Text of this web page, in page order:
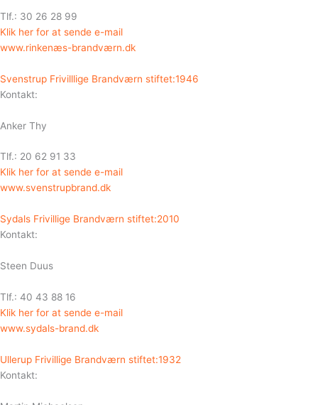
Tlf.: 30 26 28 99
Klik her for at sende e-mail
www.rinkenæs-brandværn.dk
Svenstrup Frivilllige Brandværn stiftet:1946
Kontakt:
Anker Thy
Tlf.: 20 62 91 33
Klik her for at sende e-mail
www.svenstrupbrand.dk
Sydals Frivillige Brandværn stiftet:2010
Kontakt:
Steen Duus
Tlf.: 40 43 88 16
Klik her for at sende e-mail
www.sydals-brand.dk
Ullerup Frivillige Brandværn stiftet:1932
Kontakt: